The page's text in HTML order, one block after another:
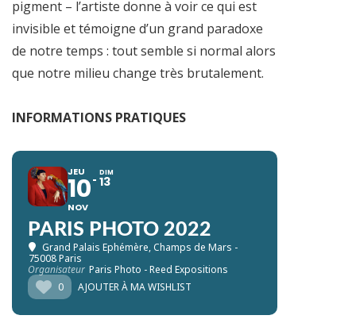
pigment – l’artiste donne à voir ce qui est
invisible et témoigne d’un grand paradoxe
de notre temps : tout semble si normal alors
que notre milieu change très brutalement.
INFORMATIONS PRATIQUES
JEU
10
NOV
DIM
13
PARIS PHOTO 2022
Grand Palais Ephémère, Champs de Mars -
75008 Paris
Organisateur Paris Photo - Reed Expositions
0
AJOUTER À MA WISHLIST